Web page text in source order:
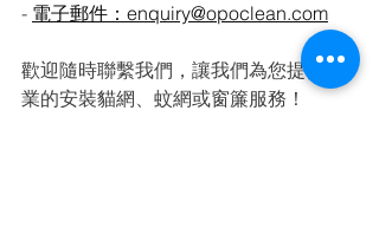
- 電子郵件：enquiry@opoclean.com
歡迎隨時聯繫我們，讓我們為您提供專
業的安裝貓網、蚊網或窗簾服務！